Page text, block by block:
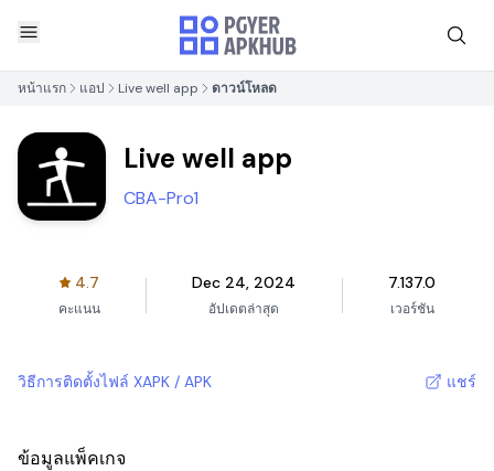
หน้าแรก แอป Live well app ดาวน์โหลด
Live well app
CBA-Pro1
4.7
คะแนน
Dec 24, 2024
อัปเดตล่าสุด
7.137.0
เวอร์ชัน
วิธีการติดตั้งไฟล์ XAPK / APK แชร์
ข้อมูลแพ็คเกจ